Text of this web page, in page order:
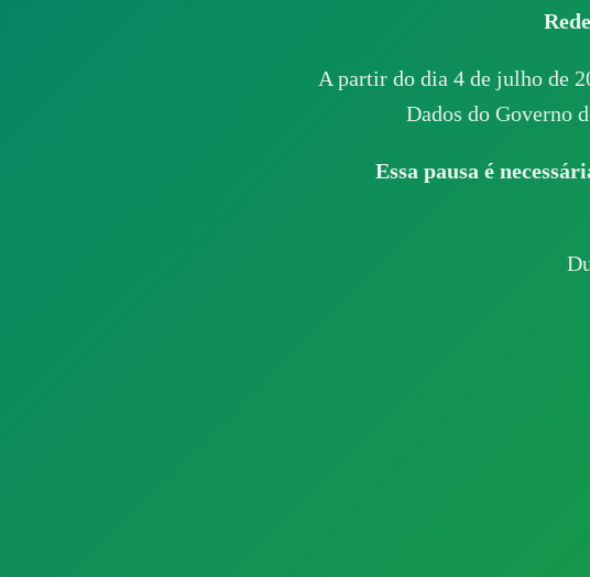
A partir do dia 4 de julho de
Dados do Governo
Essa pausa é